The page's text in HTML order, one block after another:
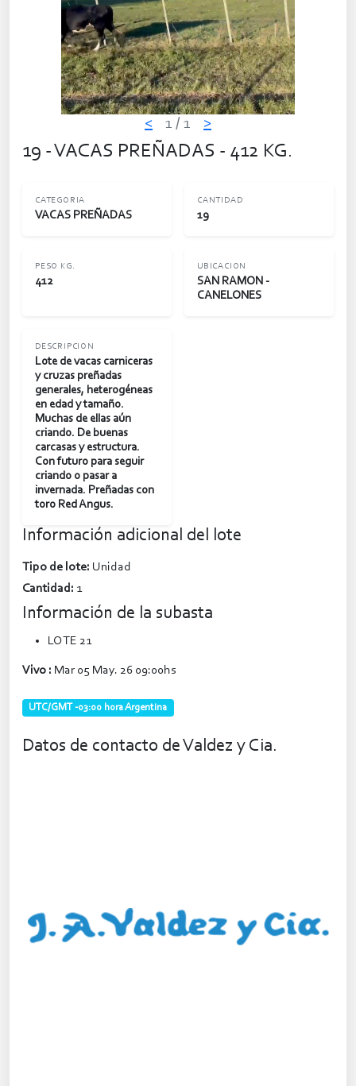
< 1 / 1 >
19 - VACAS PREÑADAS - 412 KG.
CATEGORIA
VACAS PREÑADAS
CANTIDAD
19
PESO KG.
412
UBICACION
SAN RAMON -
CANELONES
DESCRIPCION
Lote de vacas carniceras
y cruzas preñadas
generales, heterogéneas
en edad y tamaño.
Muchas de ellas aún
criando. De buenas
carcasas y estructura.
Con futuro para seguir
criando o pasar a
invernada. Preñadas con
toro Red Angus.
Información adicional del lote
Tipo de lote: Unidad
Cantidad: 1
Información de la subasta
LOTE 21
Vivo : Mar 05 May. 26 09:00hs
UTC/GMT -03:00 hora Argentina
Datos de contacto de Valdez y Cia.